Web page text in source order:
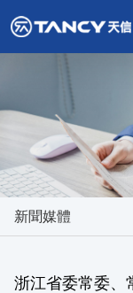
新聞媒體
浙江省委常委、